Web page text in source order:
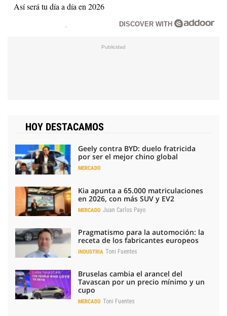
Así será tu día a día en 2026
DISCOVER WITH
HOY DESTACAMOS
Geely contra BYD: duelo fratricida
por ser el mejor chino global
MERCADO
Kia apunta a 65.000 matriculaciones
en 2026, con más SUV y EV2
MERCADO Juan Carlos Payo
Pragmatismo para la automoción: la
receta de los fabricantes europeos
INDUSTRIA Toni Fuentes
Bruselas cambia el arancel del
Tavascan por un precio mínimo y un
cupo
MERCADO Toni Fuentes